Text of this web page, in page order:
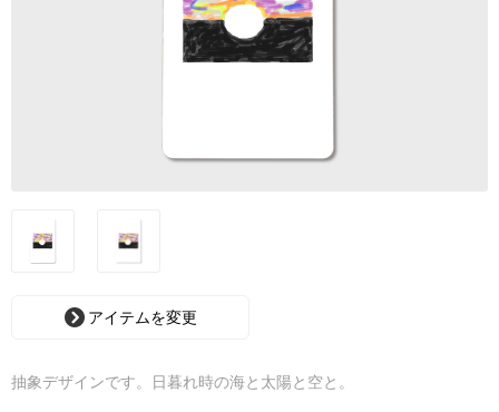
アイテムを変更
抽象デザインです。日暮れ時の海と太陽と空と。